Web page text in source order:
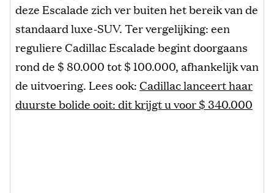
deze Escalade zich ver buiten het bereik van de
standaard luxe-SUV. Ter vergelijking: een
reguliere Cadillac Escalade begint doorgaans
rond de $ 80.000 tot $ 100.000, afhankelijk van
de uitvoering. Lees ook:Cadillac lanceert haar
duurste bolide ooit: dit krijgt u voor $ 340.000